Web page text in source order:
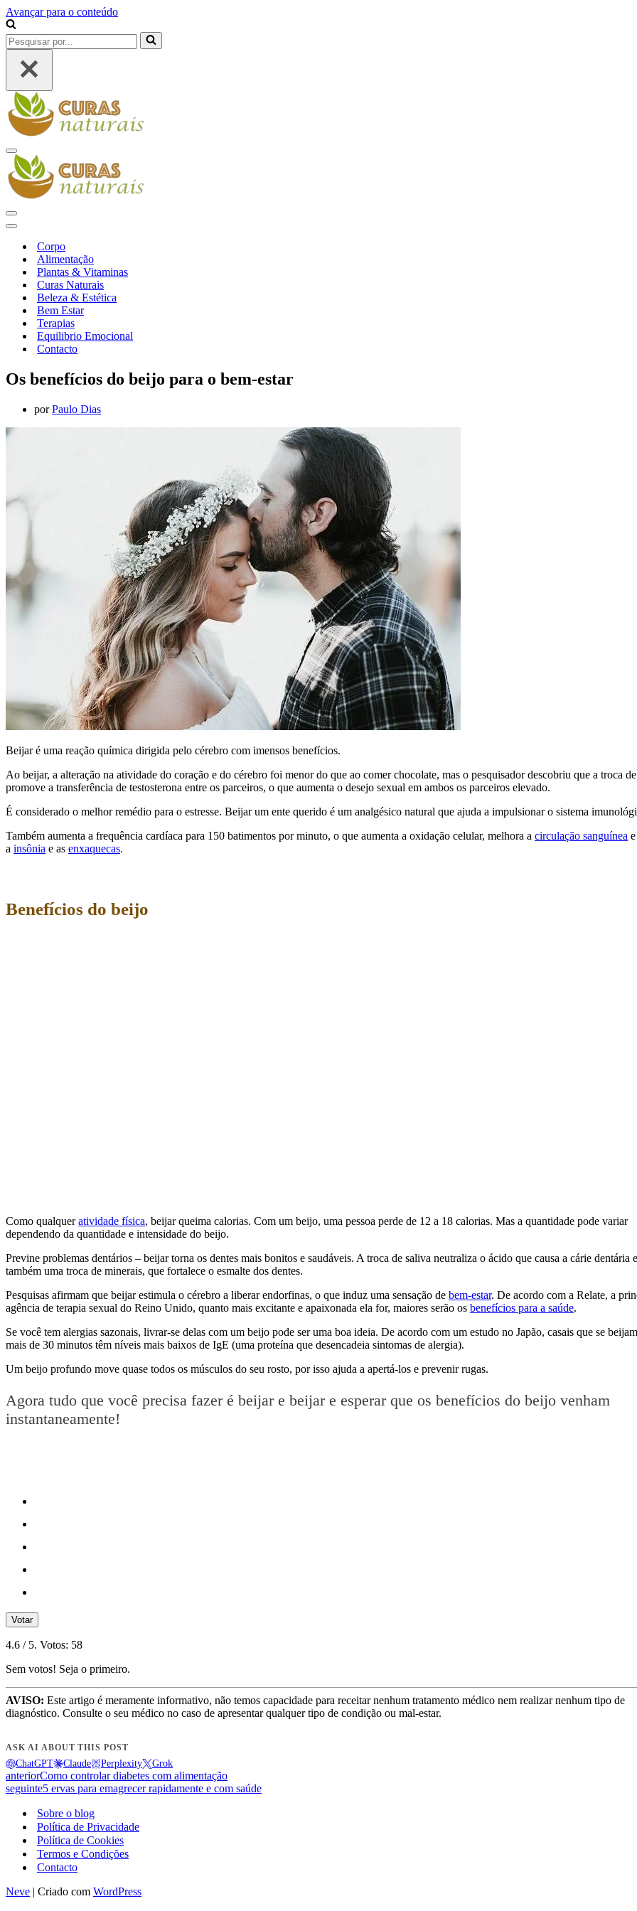
Avançar para o conteúdo
Pesquisar
por...
Menu
de
navegação
Menu
de
Menu
navegação
Corpo
Alimentação
Plantas & Vitaminas
Curas Naturais
Beleza & Estética
Bem Estar
Terapias
Equilibrio Emocional
Contacto
Os benefícios do beijo para o bem-estar
porPaulo Dias
Beijar é uma reação química dirigida pelo cérebro com imensos benefícios.
Ao beijar, a alteração na atividade do coração e do cérebro foi menor do que ao comer chocolate, mas o pesquisador descobriu que a troca
promove a transferência de testosterona entre os parceiros, o que aumenta o desejo sexual em ambos os parceiros elevado.
É considerado o melhor remédio para o estresse. Beijar um ente querido é um analgésico natural que ajuda a impulsionar o sistema
Também aumenta a frequência cardíaca para 150 batimentos por minuto, o que aumenta a oxidação celular, melhora a circulação sanguínea
a insônia e as enxaquecas.
Benefícios do beijo
Como qualqueratividade física, beijar queima calorias. Com um beijo, uma pessoa perde de 12 a 18 calorias. Mas a quantidade pode variar
dependendo da quantidade e intensidade do beijo.
Previne problemas dentários – beijar torna os dentes mais bonitos e saudáveis. A troca de saliva neutraliza o ácido que causa a cárie dentária
também uma troca de minerais, que fortalece o esmalte dos dentes.
Pesquisas afirmam que beijar estimula o cérebro a liberar endorfinas, o que induz uma sensação de bem-estar. De acordo com a Relate, a
agência de terapia sexual do Reino Unido, quanto mais excitante e apaixonada ela for, maiores serão os benefícios para a saúde.
Se você tem alergias sazonais, livrar-se delas com um beijo pode ser uma boa ideia. De acordo com um estudo no Japão, casais que se
mais de 30 minutos têm níveis mais baixos de IgE (uma proteína que desencadeia sintomas de alergia).
Um beijo profundo move quase todos os músculos do seu rosto, por isso ajuda a apertá-los e prevenir rugas.
Agora tudo que você precisa fazer é beijar e beijar e esperar que os benefícios do beijo venham
instantaneamente!
Votar
4.6 / 5. Votos: 58
Sem votos! Seja o primeiro.
AVISO: Este artigo é meramente informativo, não temos capacidade para receitar nenhum tratamento médico nem realizar nenhum tipo de
diagnóstico. Consulte o seu médico no caso de apresentar qualquer tipo de condição ou mal-estar.
ASK AI ABOUT THIS POST
ChatGPT Claude Perplexity Grok
anteriorComo controlar diabetes com alimentação
seguinte5 ervas para emagrecer rapidamente e com saúde
Sobre o blog
Política de Privacidade
Política de Cookies
Termos e Condições
Contacto
Neve | Criado com WordPress